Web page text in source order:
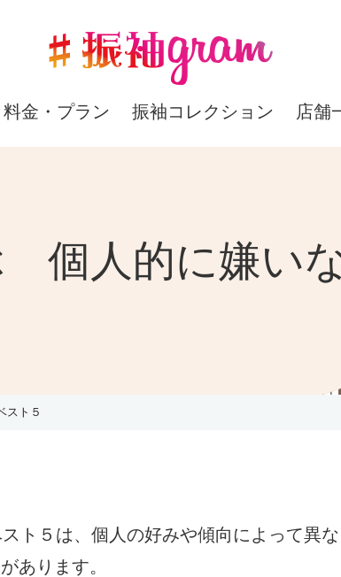
料金・プラン 振袖コレクション 店舗
個人的に嫌い
スト５
ト５は、個人の好みや傾向によって異
あります。